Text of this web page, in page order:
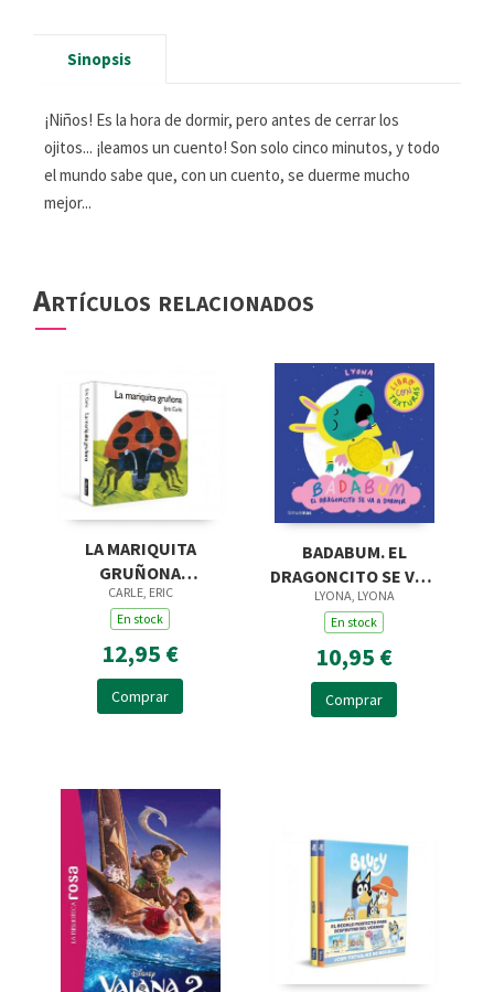
Sinopsis
¡Niños! Es la hora de dormir, pero antes de cerrar los
ojitos... ¡leamos un cuento! Son solo cinco minutos, y todo
el mundo sabe que, con un cuento, se duerme mucho
mejor...
Artículos relacionados
LA MARIQUITA
GRUÑONA
(COLECCIÓN ERIC
CARLE)
CARLE, ERIC
En stock
12,95 €
Comprar
BADABUM. EL
DRAGONCITO SE VA A
DORMIR
LYONA, LYONA
En stock
10,95 €
Comprar